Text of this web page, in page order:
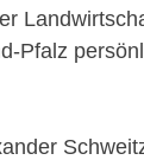
Pfalz